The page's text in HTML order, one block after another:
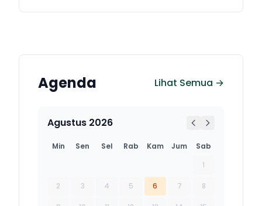
Agenda Lihat Semua →
Agustus 2026
Min Sen Sel Rab Kam Jum
Sab
1
2 3 4 5 6 7 8